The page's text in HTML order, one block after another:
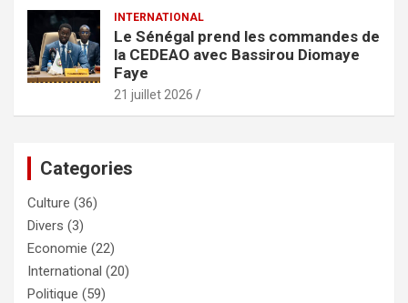
INTERNATIONAL
Le Sénégal prend les commandes de
la CEDEAO avec Bassirou Diomaye
Faye
21 juillet 2026
Categories
Culture (36)
Divers (3)
Economie (22)
International (20)
Politique (59)